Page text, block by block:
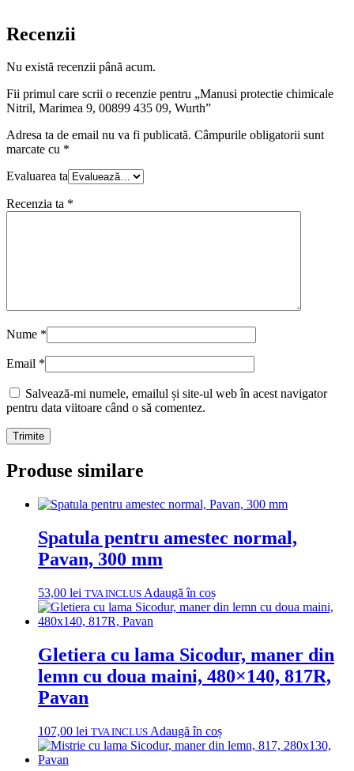
Recenzii
Nu există recenzii până acum.
Fii primul care scrii o recenzie pentru „Manusi protectie chimicale
Nitril, Marimea 9, 00899 435 09, Wurth”
Adresa ta de email nu va fi publicată. Câmpurile obligatorii sunt
marcate cu *
Evaluarea ta
Recenzia ta *
Nume *
Email *
Salvează-mi numele, emailul și site-ul web în acest navigator
pentru data viitoare când o să comentez.
Produse similare
Spatula pentru amestec normal,
Pavan, 300 mm
53,00 lei TVA INCLUS Adaugă în coș
Gletiera cu lama Sicodur, maner din
lemn cu doua maini, 480×140, 817R,
Pavan
107,00 lei TVA INCLUS Adaugă în coș